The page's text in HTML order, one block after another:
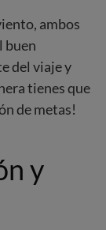
ambos
buen
del viaje y
tienes que
de metas!
y